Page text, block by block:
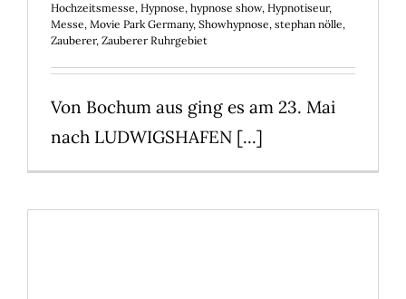
Hochzeitsmesse, Hypnose, hypnose show, Hypnotiseur,
Messe, Movie Park Germany, Showhypnose, stephan nölle,
Zauberer, Zauberer Ruhrgebiet
Von Bochum aus ging es am 23. Mai
nach LUDWIGSHAFEN [...]